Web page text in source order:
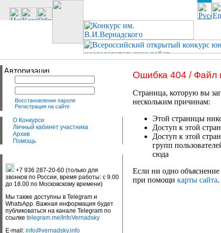
Восстановление пароля
Регистрация на сайте
О Конкурсе
Личный кабинет участника
Архив
Помощь
+7 936 287-20-60 (только для
звонков по России, время работы: с 9.00
до 18.00 по Московскому времени)
Мы также доступны в Telegram и
WhatsApp. Важная информация будет
публиковаться на канале Telegram по
ссылке telegram.me/InfoVernadsky
E-mail: info@vernadsky.info
Ошибка 404 / Файл
Страница, которую вы
нескольким причинам:
Этой страницы
Доступ к этой
Доступ к этой
групп
сюда
Если ни одно объяснение
при помощи карты сайта.